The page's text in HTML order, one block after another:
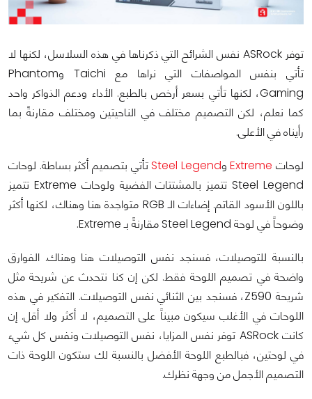
توفر ASRock نفس الشرائح التي ذكرناها في هذه السلاسل، لكنها لا
تأتي بنفس المواصفات التي نراها مع Taichi وPhantom
Gaming، لكنها تأتي بسعر أرخص بالطبع. الأداء ودعم الذواكر واحد
كما نعلم، لكن التصميم مختلف في الناحيتين ومختلف مقارنةً بما
رأيناه في الأعلى.
لوحات Extreme وSteel Legendتأتي بتصميم أكثر بساطة. لوحات
Steel Legend تتميز بالمشتتات الفضية ولوحات Extreme تتميز
باللون الأسود القاتم. إضاءات الـ RGB متواجدة هنا وهناك، لكنها أكثر
وضوحاً في لوحة Steel Legend مقارنةً بـ Extreme.
بالنسبة للتوصيلات، فسنجد نفس التوصيلات هنا وهناك. الفوارق
واضحة في تصميم اللوحة فقط. لكن إن كنا نتحدث عن شريحة مثل
شريحة Z590، فسنجد بين الثنائي نفس التوصيلات. التفكير في هذه
اللوحات في الأغلب سيكون مبيناً على التصميم، لا أكثر ولا أقل. إن
كانت ASRock توفر نفس المزايا، نفس التوصيلات ونفس كل شيء
في لوحتين، فبالطبع اللوحة الأفضل بالنسبة لك ستكون اللوحة ذات
التصميم الأجمل من وجهة نظرك.